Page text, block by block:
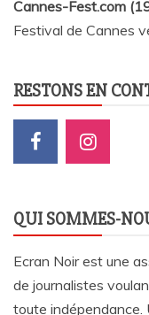
Cannes-Fest.com
Festival de Cannes
RESTONS EN
QUI SOMMES-
Ecran Noir est une
de journalistes
toute indépendance.